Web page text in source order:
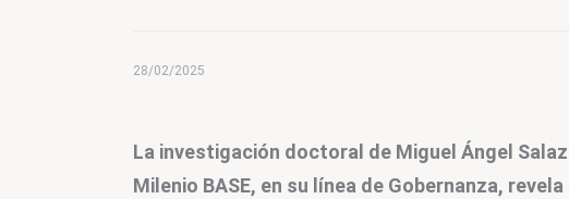
28/02/2025
La investigación doctoral de Miguel Ángel
Milenio BASE, en su línea de Gobernanza,